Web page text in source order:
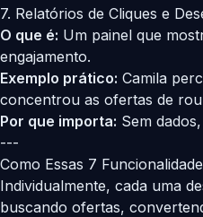
7. Relatórios de Cliques e
O que é: Um painel que
engajamento.
Exemplo prático: Camila
concentrou as ofertas de
Por que importa: Sem
---
Como Essas 7
Individualmente, cada uma
buscando ofertas,